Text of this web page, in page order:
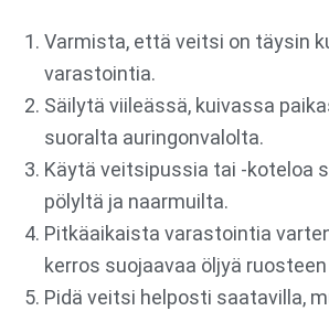
Varmista, että veitsi on täysin
varastointia.
Säilytä viileässä, kuivassa
suoralta auringonvalolta.
Käytä veitsipussia tai -koteloa
pölyltä ja naarmuilta.
Pitkäaikaista varastointia
kerros suojaavaa öljyä
Pidä veitsi helposti saatavilla,